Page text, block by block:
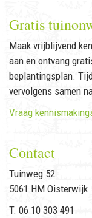
Gratis
Maak vrijblijvend
aan en ontvang
beplantingsplan.
vervolgens samen
Vraag
Contact
Tuinweg 52
5061 HM Oisterwijk
T. 06 10 303 491